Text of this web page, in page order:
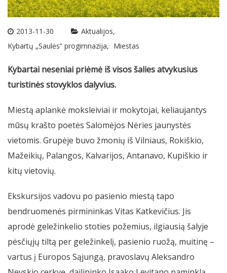
2013-11-30
Aktualijos
Kybartų „Saulės“ progimnazija
Miestas
Kybartai neseniai priėmė iš visos šalies atvykusius
turistinės stovyklos dalyvius.
Miestą aplankė moksleiviai ir mokytojai, keliaujantys
mūsų krašto poetės Salomėjos Nėries jaunystės
vietomis. Grupėje buvo žmonių iš Vilniaus, Rokiškio,
Mažeikių, Palangos, Kalvarijos, Antanavo, Kupiškio ir
kitų vietovių.
Ekskursijos vadovu po pasienio miestą tapo
bendruomenės pirmininkas Vitas Katkevičius. Jis
aprodė geležinkelio stoties požemius, ilgiausią šalyje
pėsčiųjų tiltą per geležinkelį, pasienio ruožą, muitinę –
vartus į Europos Sąjungą, pravoslavų Aleksandro